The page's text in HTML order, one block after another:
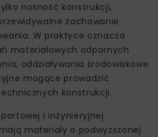
nośność konstrukcji,
zachowanie
W praktyce oznacza
materiałowych odpornych
oddziaływania środowiskowe
mogące prowadzić
konstrukcji.
i inżynieryjnej
materiały o podwyższonej